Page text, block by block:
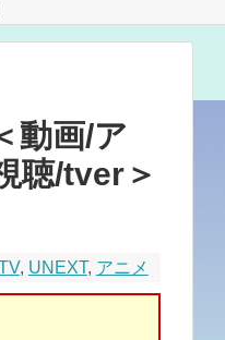
動画/ア
聴/tver＞
, UNEXT, アニメ